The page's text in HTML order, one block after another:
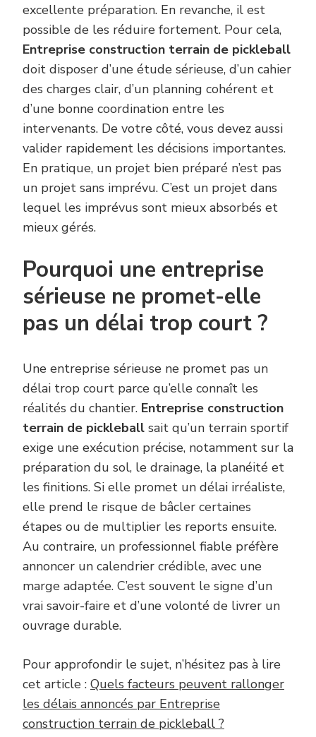
excellente préparation. En revanche, il est
possible de les réduire fortement. Pour cela,
Entreprise construction terrain de pickleball
doit disposer d’une étude sérieuse, d’un cahier
des charges clair, d’un planning cohérent et
d’une bonne coordination entre les
intervenants. De votre côté, vous devez aussi
valider rapidement les décisions importantes.
En pratique, un projet bien préparé n’est pas
un projet sans imprévu. C’est un projet dans
lequel les imprévus sont mieux absorbés et
mieux gérés.
Pourquoi une entreprise
sérieuse ne promet-elle
pas un délai trop court ?
Une entreprise sérieuse ne promet pas un
délai trop court parce qu’elle connaît les
réalités du chantier. Entreprise construction
terrain de pickleball sait qu’un terrain sportif
exige une exécution précise, notamment sur la
préparation du sol, le drainage, la planéité et
les finitions. Si elle promet un délai irréaliste,
elle prend le risque de bâcler certaines
étapes ou de multiplier les reports ensuite.
Au contraire, un professionnel fiable préfère
annoncer un calendrier crédible, avec une
marge adaptée. C’est souvent le signe d’un
vrai savoir-faire et d’une volonté de livrer un
ouvrage durable.
Pour approfondir le sujet, n’hésitez pas à lire
cet article : Quels facteurs peuvent rallonger
les délais annoncés par Entreprise
construction terrain de pickleball ?